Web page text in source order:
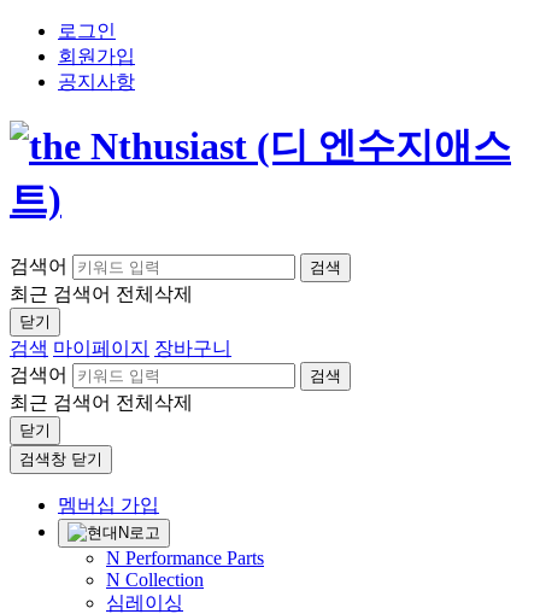
로그인
회원가입
공지사항
검색어 검색
최근 검색어 전체삭제
닫기
검색 마이페이지
장바구니
검색어
검색
최근 검색어 전체삭제
닫기
검색창 닫기
멤버십 가입
N Performance Parts
N Collection
심레이싱